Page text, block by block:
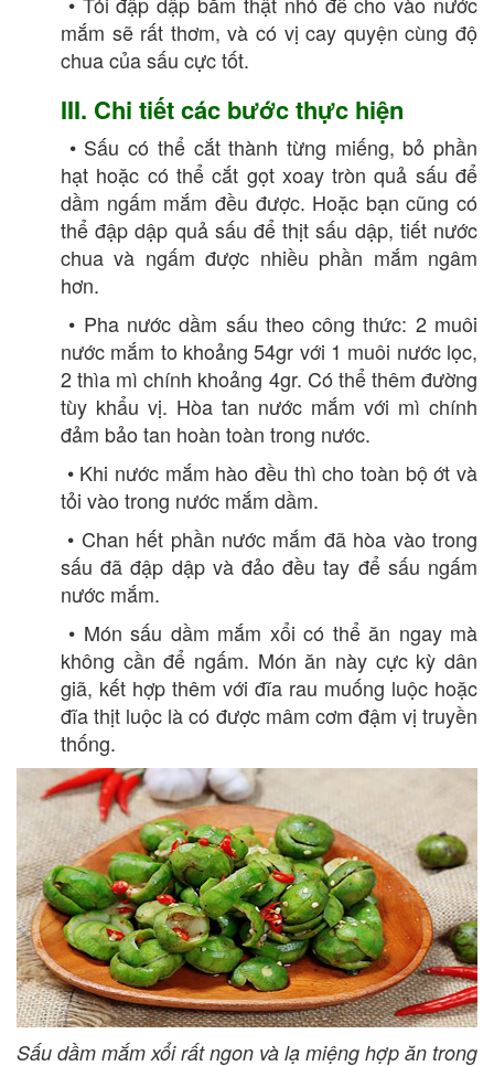
mắm sẽ rất thơm, và có vị cay quyện cùng độ
chua của sấu cực tốt.
III. Chi tiết các bước thực hiện
• Sấu có thể cắt thành từng miếng, bỏ phần
hạt hoặc có thể cắt gọt xoay tròn quả sấu để
dầm ngấm mắm đều được. Hoặc bạn cũng có
thể đập dập quả sấu để thịt sấu dập, tiết nước
chua và ngấm được nhiều phần mắm ngâm
hơn.
• Pha nước dầm sấu theo công thức: 2 muôi
nước mắm to khoảng 54gr với 1 muôi nước lọc,
2 thìa mì chính khoảng 4gr. Có thể thêm đường
tùy khẩu vị. Hòa tan nước mắm với mì chính
đảm bảo tan hoàn toàn trong nước.
• Khi nước mắm hào đều thì cho toàn bộ ớt và
tỏi vào trong nước mắm dầm.
• Chan hết phần nước mắm đã hòa vào trong
sấu đã đập dập và đảo đều tay để sấu ngấm
nước mắm.
• Món sấu dầm mắm xổi có thể ăn ngay mà
không cần để ngấm. Món ăn này cực kỳ dân
giã, kết hợp thêm với đĩa rau muống luộc hoặc
đĩa thịt luộc là có được mâm cơm đậm vị truyền
thống.
Sấu dầm mắm xổi rất ngon và lạ miệng hợp ăn trong